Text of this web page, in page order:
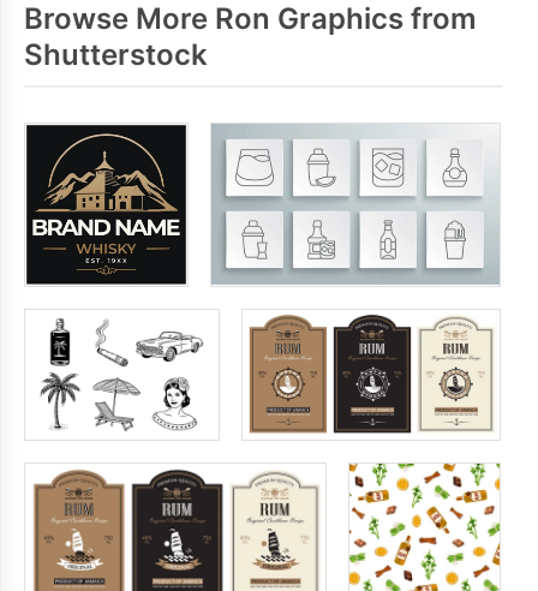
Browse More Ron Graphics from
Shutterstock